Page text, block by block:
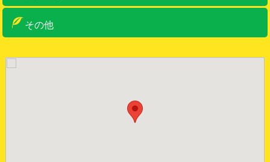
個人のお客様
リサイクルボックス
その他